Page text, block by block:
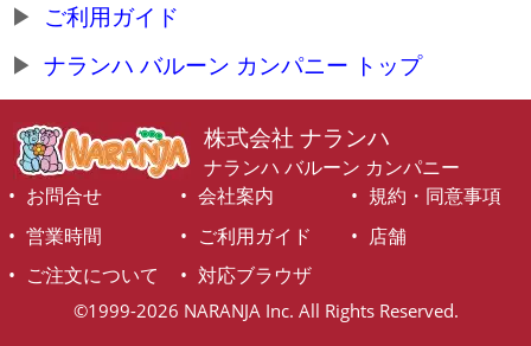
ご利用ガイド
ナランハ バルーン カンパニー トップ
株式会社 ナランハ
ナランハ バルーン カンパニー
お問合せ
会社案内
規約・同意事項
営業時間
ご利用ガイド
店舗
ご注文について
対応ブラウザ
©1999-2026 NARANJA Inc. All Rights Reserved.